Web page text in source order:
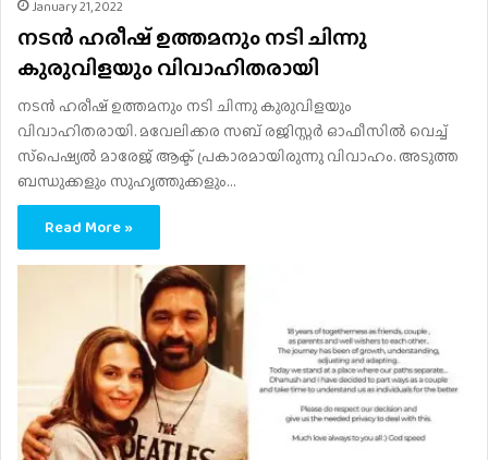
January 21, 2022
നടന്‍ ഹരീഷ് ഉത്തമനും നടി ചിന്നു
കുരുവിളയും വിവാഹിതരായി
നടന്‍ ഹരീഷ് ഉത്തമനും നടി ചിന്നു കുരുവിളയും
വിവാഹിതരായി. മവേലിക്കര സബ് രജിസ്റ്റര്‍ ഓഫീസില്‍ വെച്ച്
സ്‌പെഷ്യല്‍ മാരേജ് ആക്ട് പ്രകാരമായിരുന്നു വിവാഹം. അടുത്ത
ബന്ധുക്കളും സുഹൃത്തുക്കളും…
Read More »